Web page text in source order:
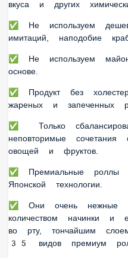
наподобие крабовых
✅ Не используем майонез и
✅ Продукт без
запеченных роллов.
✅ Только
сочетания свежих
✅ Премиальные роллы
Японской технологии.
✅ Они очень нежные и
начинки и едва ощутимым,
слоем риса. В меню более
Komilfo-Premium на рынке
развивается по франшизе
Екатеринбурге, Оренбурге,
России. Приглашаем вас
нашими клиентами или